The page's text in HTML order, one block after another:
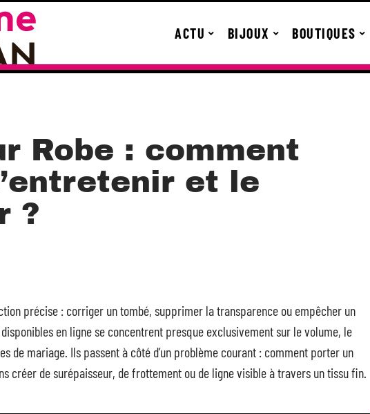
ACTU BIJOUX BOUTIQUES
Robe : comment
et le
?
précise : corriger un tombé, supprimer la transparence ou empêcher un
en ligne se concentrent presque exclusivement sur le volume, le
de mariage. Ils passent à côté d’un problème courant : comment porter un
créer de surépaisseur, de frottement ou de ligne visible à travers un tissu fin.